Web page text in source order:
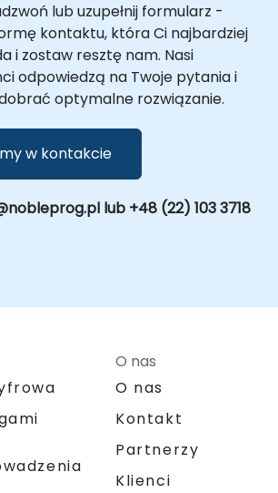
lub uzupełnij formularz -
kontaktu, która Ci najbardziej
i zostaw resztę nam. Nasi
odpowiedzą na Twoje pytania i
optymalne rozwiązanie.
w kontakcie
lub +48 (22) 103 3718
O nas
O nas
Kontakt
Partnerzy
Klienci